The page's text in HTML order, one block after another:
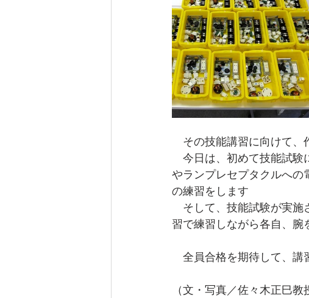
その技能講習に向けて、
今日は、初めて技能試験
やランプレセプタクルへの
の練習をします
そして、技能試験が実施
習で練習しながら各自、腕
全員合格を期待して、講
（文・写真／佐々木正巳教